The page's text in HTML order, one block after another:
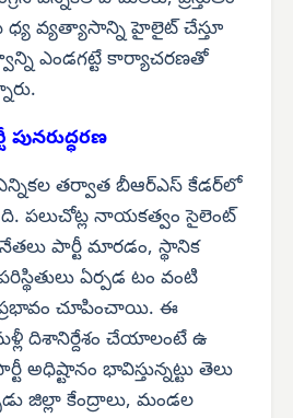
ధ్య వ్యత్యాసాన్ని హైలైట్ చేస్తూ
ఎండగట్టే కార్యాచరణతో
తర్వాత బీఆర్‌ఎస్ కేడర్‌లో
ది. పలుచోట్ల నాయకత్వం సైలెంట్
పార్టీ మారడం, స్థానిక
ఏర్పడ టం వంటి
చూపించాయి. ఈ
మళ్లీ దిశానిర్దేశం చేయాలంటే ఉ
భావిస్తున్నట్టు తెలు
జిల్లా కేంద్రాలు, మండల